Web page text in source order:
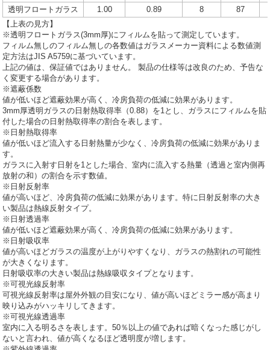
透明フロートガラス
1.00 0.89 8
87
【上表の見方】
※透明フロートガラス(3mm厚)にフィルムを貼って測定しています。
フィルム無しのフィルム無しの各数値はガラスメーカー資料による数値測
定方法はJIS A5759に基づいています。
上記の値は、保証値ではありません。 製品の仕様等は改良のため、予告な
く変更する場合があります。
※遮蔽係数
値が低いほど遮蔽効果が高く、冷房負荷の低減に効果があります。
3mm厚透明ガラスの日射熱取得率（0.88）を1とし、ガラスにフィルムを貼
付した場合の日射熱取得率の割合を表します。
※日射熱取得率
値が低いほど流入する日射熱量が少なく、冷房負荷の低減に効果がありま
す。
ガラスに入射す日射を1とした場合、室内に流入する熱量（透過と室内側再
放射の和）の割合を示す数値。
※日射反射率
値が高いほど、冷房負荷の低減に効果があります。特に日射反射率の大き
い製品は熱線反射タイプ。
※日射透過率
値が低いほど遮蔽効果が高く、冷房負荷の低減に効果があります。
※日射吸収率
値が高いほどガラスの温度が上がりやすくなり、ガラスの熱割れの可能性
が大きくなります。
日射吸収率の大きい製品は熱線吸収タイプとなります。
※可視光線反射率
可視光線反射率は屋外外観の目安になり、値が高いほどミラー感が高まり
映り込みがハッキリしてきます。
※可視光線透過率
室内に入る明るさを表します。50％以上の値であれば暗くなった感じがし
ないと言われ、値が高くなるほど透明度が増します。